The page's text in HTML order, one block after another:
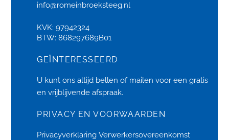
info@romeinbroeksteeg.nl
KVK: 97942324
BTW: 868297689B01
GEÏNTERESSEERD
U kunt ons altijd bellen of mailen voor een gratis
en vrijblijvende afspraak.
PRIVACY EN VOORWAARDEN
Privacyverklaring Verwerkersovereenkomst